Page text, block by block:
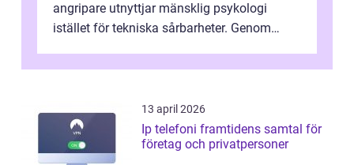
angripare utnyttjar mänsklig psykologi
istället för tekniska sårbarheter. Genom
13 april 2026
Ip telefoni framtidens samtal för
företag och privatpersoner